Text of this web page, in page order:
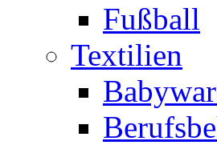
Fußball
Textilien